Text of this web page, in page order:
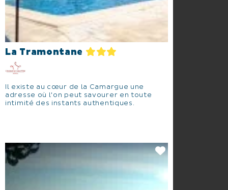
La Tramontane
Il existe au cœur de la Camargue une
adresse où l'on peut savourer en toute
intimité des instants authentiques.